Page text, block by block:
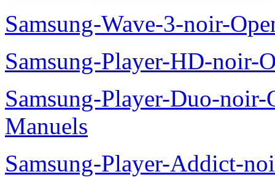
Samsung-Wave-3-noir-
Samsung-Player-HD-noir-
Samsung-Player-Duo-
Manuels
Samsung-Player-Addict-